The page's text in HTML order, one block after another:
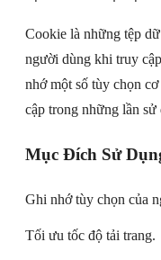
Cookie là những tệp
người dùng khi truy
nhớ một số tùy chọn
cập trong những lần sử
Mục Đích Sử
Ghi nhớ tùy chọn của
Tối ưu tốc độ tải trang.